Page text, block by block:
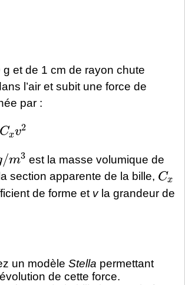
g et de 1 cm de rayon chute
l’air et subit une force de
par :
x 2
/m 3
est la masse volumique de
section apparente de la bille,
Cx
de forme et vla grandeur de
un modèle Stella permettant
de cette force.